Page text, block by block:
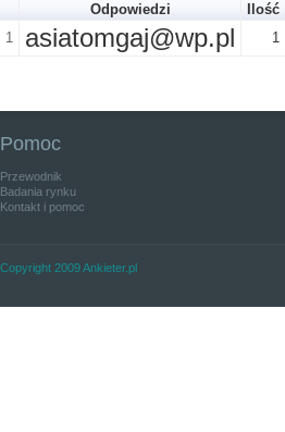
Odpowiedzi Ilość
1
asiatomgaj@wp.pl 1
Pomoc
Przewodnik
Badania rynku
Kontakt i pomoc
Copyright 2009 Ankieter.pl